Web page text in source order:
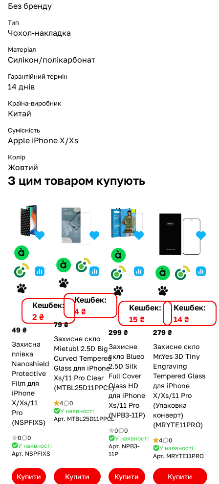
Без бренду
Тип
Чохол-накладка
Матеріал
Силікон/полікарбонат
Гарантійний термін
14 днів
Країна-виробник
Китай
Сумісність
Apple iPhone X/Xs
Колір
Жовтий
З цим товаром купують
Кешбек:
2 ₴
49 ₴
Захисна
плівка
Nanoshield
Protective
Film для
iPhone
X/Xs/11
Pro
(NSPFIXS)
0
0
У наявності
Арт. NSPFIXS
Купити
Кешбек:
4 ₴
79 ₴
Захисне скло
Mietubl 2.5D Big
Curved Tempered
Glass для iPhone
Xs/11 Pro Clear
(MTBL25D11PPCL)
4
0
У наявності
Арт. MTBL25D11PPCL
Купити
Кешбек:
15 ₴
299 ₴
Захисне
скло Blueo
2.5D Silk
Full Cover
Glass HD
для iPhone
Xs/11 Pro
(NPB3-11P)
0
0
У наявності
Арт. NPB3-
11P
Купити
Кешбек:
14 ₴
279 ₴
Захисне скло
Mr.Yes 3D Tiny
Engraving
Tempered Glass
для iPhone
X/Xs/11 Pro
(Упаковка
конверт)
(MRYTE11PRO)
4
0
У наявності
Арт. MRYTE11PRO
Купити